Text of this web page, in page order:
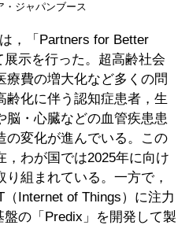
・ジャパンブース
，「Partners for Better
示を行った。超高齢社会
療費の増大化など多くの問
齢化に伴う認知症患者，生
脳・心臓などの血管疾患患
の変化が進んでいる。この
，わが国では2025年に向け
組まれている。一方で，
Internet of Things）に注力
の「Predix」を開発して製